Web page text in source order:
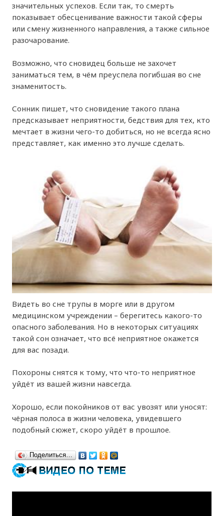
значительных успехов. Если так, то смерть
показывает обесценивание важности такой сферы
или смену жизненного направления, а также сильное
разочарование.
Возможно, что сновидец больше не захочет
заниматься тем, в чём преуспела погибшая во сне
знаменитость.
Сонник пишет, что сновидение такого плана
предсказывает неприятности, бедствия для тех, кто
мечтает в жизни чего-то добиться, но не всегда ясно
представляет, как именно это лучше сделать.
Видеть во сне трупы в морге или в другом
медицинском учреждении – берегитесь какого-то
опасного заболевания. Но в некоторых ситуациях
такой сон означает, что всё неприятное окажется
для вас позади.
Похороны снятся к тому, что что-то неприятное
уйдёт из вашей жизни навсегда.
Хорошо, если покойников от вас увозят или уносят:
чёрная полоса в жизни человека, увидевшего
подобный сюжет, скоро уйдёт в прошлое.
Поделиться…